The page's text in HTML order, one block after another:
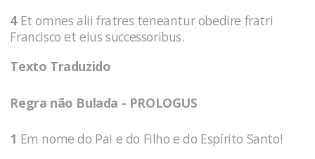
4Et omnes alii fratres teneantur obedire fratri
Francisco et eius successoribus.
Texto Traduzido
Regra não Bulada - PROLOGUS
1 Em nome do Pai e do Filho e do Espírito Santo!